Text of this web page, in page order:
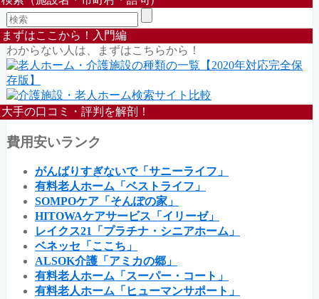
まずはここから！入門編
わからない人は、まずはこちらから！
大手の口コミ・評判を解剖！
費用安いランク
がんばりすぎないで「サニーライフ」
有料老人ホーム「ベストライフ」
SOMPOケア「そんぽの家」
HITOWAケアサービス「イリーゼ」
レイクス21「プラチナ・シニアホーム」
ベネッセ「ここち」
ALSOK介護「アミカの郷」
有料老人ホーム「スーパー・コート」
有料老人ホーム「ヒューマンサポート」